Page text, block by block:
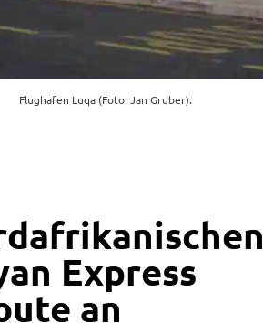
Flughafen Luqa (Foto: Jan Gruber).
Express
an